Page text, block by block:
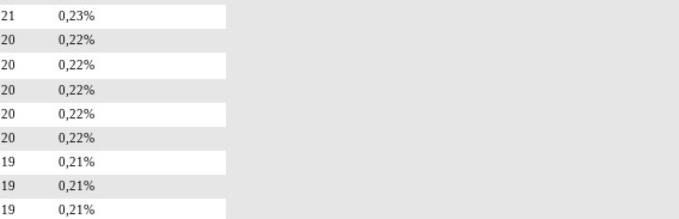
21
0,23%
20
0,22%
20
0,22%
20
0,22%
20
0,22%
20
0,22%
19
0,21%
19
0,21%
19
0,21%